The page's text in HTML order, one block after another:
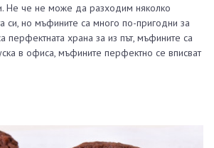
Не че не може да разходим няколко
си, но мъфините са много по-пригодни за
перфектната храна за из път, мъфините са
в офиса, мъфините перфектно се вписват